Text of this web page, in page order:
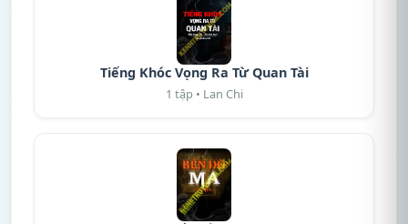
Tiếng Khóc Vọng Ra Từ Quan Tài
1 tập • Lan Chi